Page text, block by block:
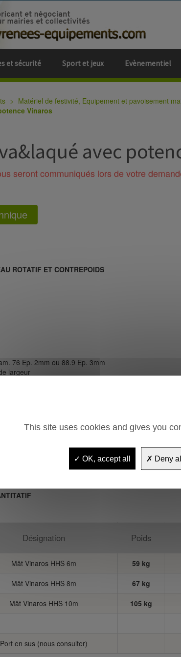
et sécurité Sport et jeux Evènementiel
Matériel de festivité, Equipement et pavoisement
Vinaros
avec
seront communiqués lors de votre
ROTATIF ET CONTREPOIDS
76 Ep. 2mm ou 88.9 Ep. 3mm
largeur
laque polyuréthane avec polymérisation au four
à commander : H. 225 x L. 150cm (mât de 6m) - H. 300 x
L. 150cm (mât de 10m)
Désignation Poids
Mât Vinaros HHS 6m 59 kg
Mât Vinaros HHS 8m 67 kg
Mât Vinaros HHS 10m 105 kg
Port en sus (nous consulter)
This site uses cookies and gives you
OK, accept all Deny